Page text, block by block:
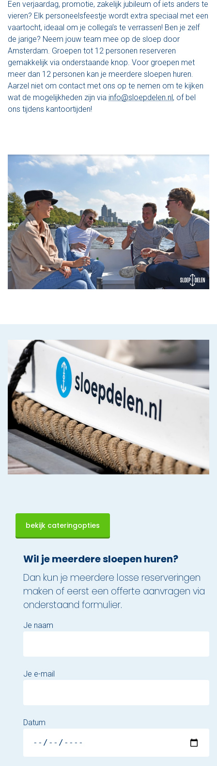
Een verjaardag, promotie, zakelijk jubileum of iets anders te
vieren? Elk personeelsfeestje wordt extra speciaal met een
vaartocht, ideaal om je collega’s te verrassen! Ben je zelf
de jarige? Neem jouw team mee op de sloep door
Amsterdam. Groepen tot 12 personen reserveren
gemakkelijk via onderstaande knop. Voor groepen met
meer dan 12 personen kan je meerdere sloepen huren.
Aarzel niet om contact met ons op te nemen om te kijken
wat de mogelijkheden zijn via info@sloepdelen.nl, of bel
ons tijdens kantoortijden!
bekijk cateringopties
Wil je meerdere sloepen huren?
Dan kun je meerdere losse reserveringen
maken of eerst een offerte aanvragen via
onderstaand formulier.
Je naam
Je e-mail
Datum